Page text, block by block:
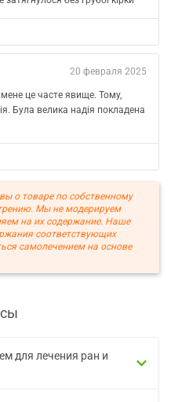
20 февраля 2025
це часте явище. Тому,
Була велика надія покладена
о товаре по собственному
Мы не модерируем
на их содержание. Наше
соответствующих
самолечением на основе
для лечения ран и